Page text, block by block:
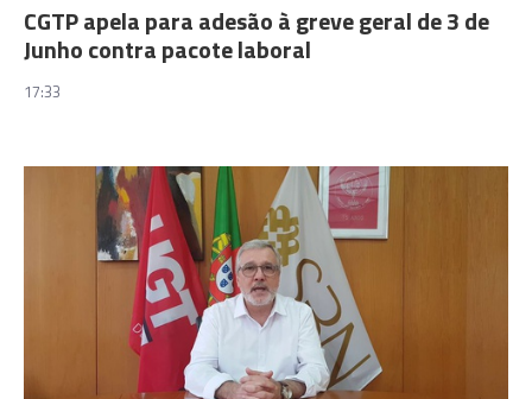
CGTP apela para adesão à greve geral de 3 de
Junho contra pacote laboral
17:33